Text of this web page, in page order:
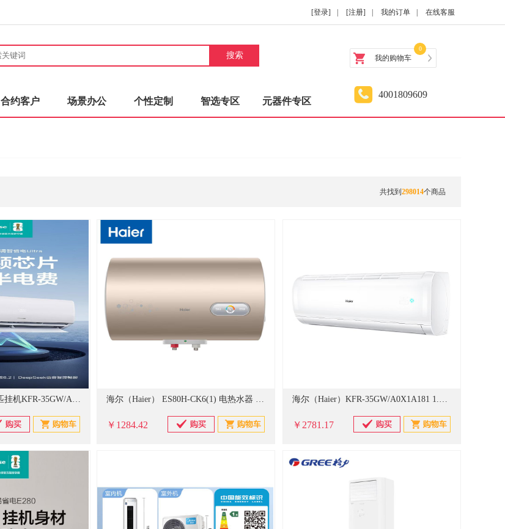
[登录] [注册] 我的订单 在线客服
搜索 我的购物车
0
合约客户 场景办公 个性定制 智选专区 元器件专区
4001809609
共找到 298014个商品
海信（Hisense） 1.5匹挂机KFR-35GW/A330UPro-X1 海尔（Haier） ES80H-CK6(1) 电热水器 80升 一级能效 健康抑菌横式 长效保温节能省电 圆桶型
￥1284.42
海尔（Haier）KFR-35GW/A0X1A181 1.5P变频冷暖 一级能效 七档风速可调 PMV自控温 壁挂式空调
￥2781.17